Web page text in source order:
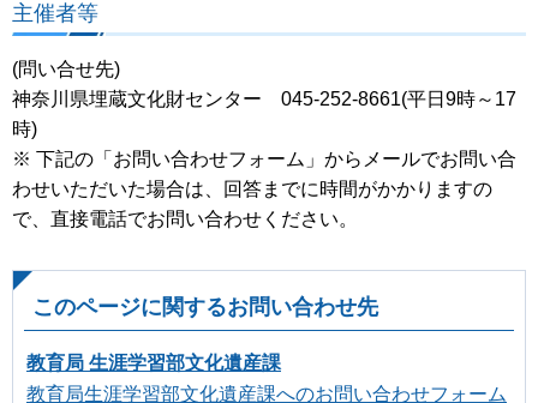
主催者等
(問い合せ先)
神奈川県埋蔵文化財センター 045-252-8661(平日9時～17
時)
※ 下記の「お問い合わせフォーム」からメールでお問い合
わせいただいた場合は、回答までに時間がかかりますの
で、直接電話でお問い合わせください。
このページに関するお問い合わせ先
教育局 生涯学習部文化遺産課
教育局生涯学習部文化遺産課へのお問い合わせフォーム